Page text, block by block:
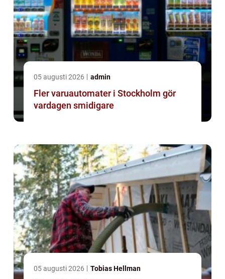
05 augusti 2026 admin
Fler varuautomater i Stockholm gör
vardagen smidigare
05 augusti 2026 Tobias Hellman